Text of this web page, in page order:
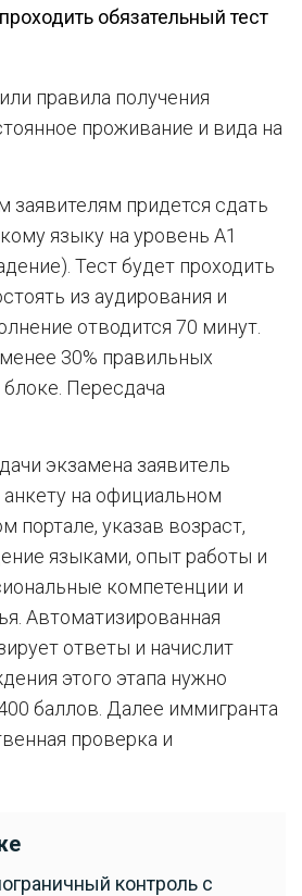
обязательный тест
правила получения
проживание и вида на
заявителям придется сдать
языку на уровень A1
Тест будет проходить
из аудирования и
отводится 70 минут.
30% правильных
Пересдача
экзамена заявитель
на официальном
портале, указав возраст,
языками, опыт работы и
компетенции и
Автоматизированная
ответы и начислит
этого этапа нужно
баллов. Далее иммигранта
проверка и
контроль с